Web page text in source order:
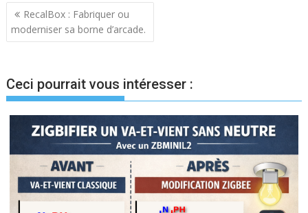
Navigation
de
RecalBox : Fabriquer ou
moderniser sa borne d’arcade.
Ceci pourrait vous intéresser :